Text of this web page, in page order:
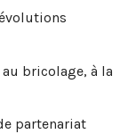
bricolage, à la
partenariat